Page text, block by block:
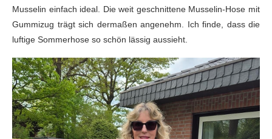
Musselin einfach ideal. Die weit geschnittene Musselin-Hose mit
Gummizug trägt sich dermaßen angenehm. Ich finde, dass die
luftige Sommerhose so schön lässig aussieht.